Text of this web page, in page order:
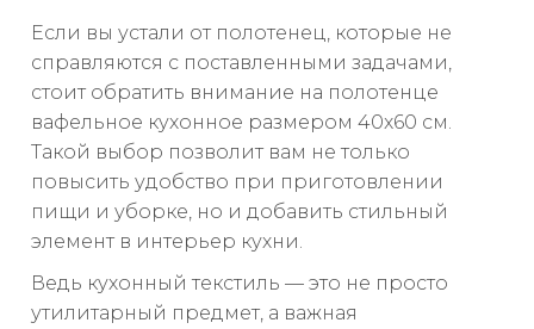
Если вы устали от полотенец, которые не
справляются с поставленными задачами,
стоит обратить внимание на полотенце
вафельное кухонное размером 40x60 см.
Такой выбор позволит вам не только
повысить удобство при приготовлении
пищи и уборке, но и добавить стильный
элемент в интерьер кухни.
Ведь кухонный текстиль — это не просто
утилитарный предмет, а важная